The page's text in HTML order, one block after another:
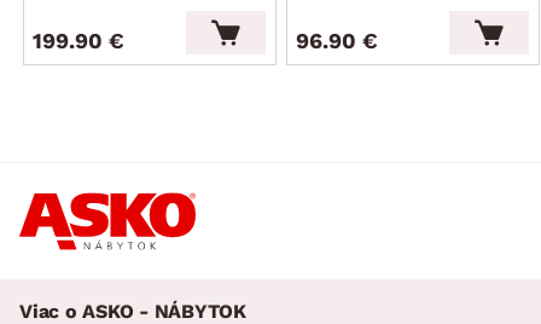
199.90 € 96.90 €
Viac o ASKO - NÁBYTOK